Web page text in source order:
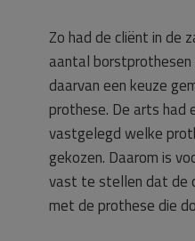
Zo had de cliënt in de
aantal
daarvan een keuze
prothese. De arts had
vastgelegd welke
gekozen. Daarom is
vast te stellen dat de
met de prothese die